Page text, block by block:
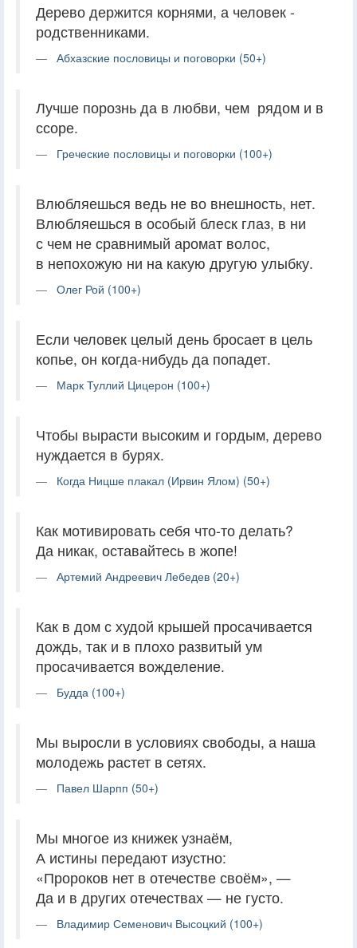
Дерево держится корнями, а человек -
родственниками.
Абхазские пословицы и поговорки (50+)
Лучше порознь да в любви, чем рядом и в
ссоре.
Греческие пословицы и поговорки (100+)
Влюбляешься ведь не во внешность, нет.
Влюбляешься в особый блеск глаз, в ни
с чем не сравнимый аромат волос,
в непохожую ни на какую другую улыбку.
Олег Рой (100+)
Если человек целый день бросает в цель
копье, он когда-нибудь да попадет.
Марк Туллий Цицерон (100+)
Чтобы вырасти высоким и гордым, дерево
нуждается в бурях.
Когда Ницше плакал (Ирвин Ялом) (50+)
Как мотивировать себя что-то делать?
Да никак, оставайтесь в жопе!
Артемий Андреевич Лебедев (20+)
Как в дом с худой крышей просачивается
дождь, так и в плохо развитый ум
просачивается вожделение.
Будда (100+)
Мы выросли в условиях свободы, а наша
молодежь растет в сетях.
Павел Шарпп (50+)
Мы многое из книжек узнаём,
А истины передают изустно:
«Пророков нет в отечестве своём», —
Да и в других отечествах — не густо.
Владимир Семенович Высоцкий (100+)